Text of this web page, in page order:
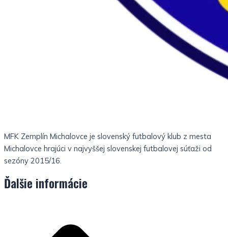
MFK Zemplín Michalovce je slovenský futbalový klub z mesta
Michalovce hrajúci v najvyššej slovenskej futbalovej súťaži od
sezóny 2015/16.
Ďalšie informácie